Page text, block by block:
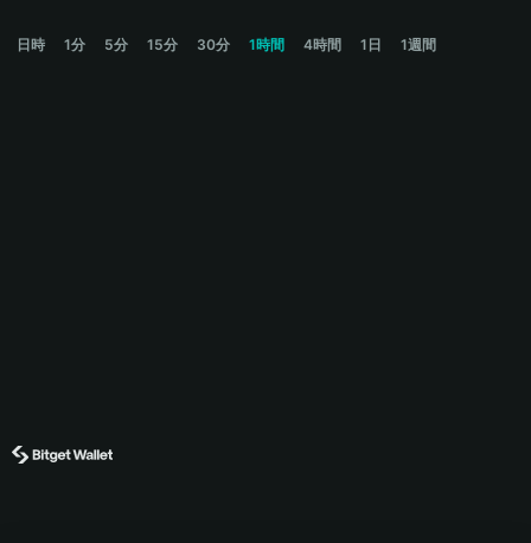
日時 1分 5分 15分 30分 1時間 4時間 1日 1週間